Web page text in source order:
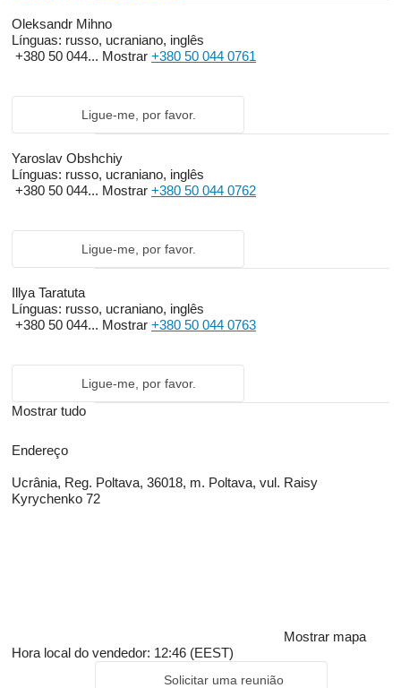
Oleksandr Mihno
Línguas: russo, ucraniano, inglês
+380 50 044... Mostrar +380 50 044 0761
Ligue-me, por favor.
Yaroslav Obshchiy
Línguas: russo, ucraniano, inglês
+380 50 044... Mostrar +380 50 044 0762
Ligue-me, por favor.
Illya Taratuta
Línguas: russo, ucraniano, inglês
+380 50 044... Mostrar +380 50 044 0763
Ligue-me, por favor.
Mostrar tudo
Endereço
Ucrânia, Reg. Poltava, 36018, m. Poltava, vul. Raisy
Kyrychenko 72
Mostrar mapa
Hora local do vendedor: 12:46 (EEST)
Solicitar uma reunião